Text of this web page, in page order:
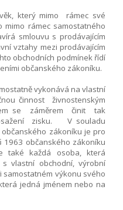
který mimo rámec své
rámec samostatného
smlouvu s prodávajícím
vztahy mezi prodávajícím
obchodních podmínek řídí
občanského zákoníku.
vykonává na vlastní
činnost živnostenským
se záměrem činit tak
zisku.
V souladu
zákoníku je pro
občanského zákoníku
také každá osoba, která
vlastní obchodní, výrobní
výkonu svého
jedná jménem nebo na